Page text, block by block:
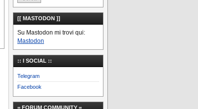
[[ MASTODON ]]
Su Mastodon mi trovi qui:
Mastodon
:: I SOCIAL ::
Telegram
Facebook
= FORUM COMMUNITY =